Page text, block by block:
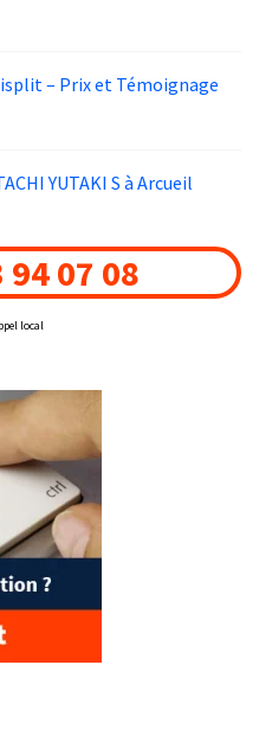
– Prix et Témoignage
YUTAKI S à Arcueil
94 07 08
local